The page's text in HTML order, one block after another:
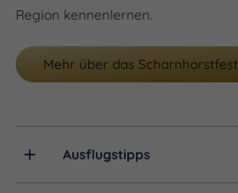
Region kennenlernen.
Mehr über das Scharnhorstfest
Ausflugstipps